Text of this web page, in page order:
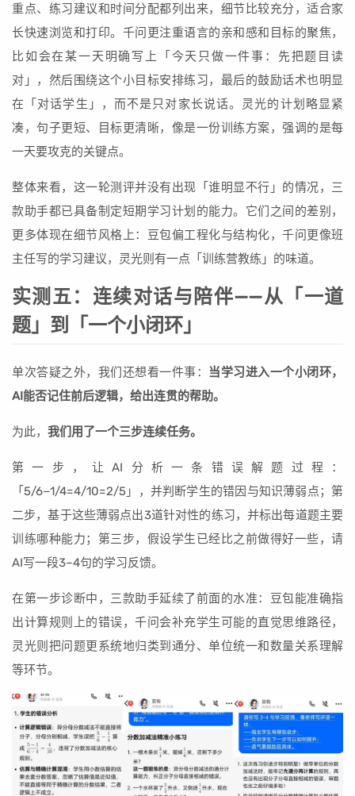
重点、练习建议和时间分配都列出来，细节比较充分，适合家
长快速浏览和打印。千问更注重语言的亲和感和目标的聚焦，
比如会在某一天明确写上「今天只做一件事：先把题目读
对」，然后围绕这个小目标安排练习，最后的鼓励话术也明显
在「对话学生」，而不是只对家长说话。灵光的计划略显紧
凑，句子更短、目标更清晰，像是一份训练方案，强调的是每
一天要攻克的关键点。
整体来看，这一轮测评并没有出现「谁明显不行」的情况，三
款助手都已具备制定短期学习计划的能力。它们之间的差别，
更多体现在细节风格上：豆包偏工程化与结构化，千问更像班
主任写的学习建议，灵光则有一点「训练营教练」的味道。
实测五：连续对话与陪伴——从「一道
题」到「一个小闭环」
单次答疑之外，我们还想看一件事：
当学习进入一个小闭环，
AI能否记住前后逻辑，给出连贯的帮助。
为此， 我们用了一个三步连续任务。
第一步，让AI分析一条错误解题过程：
「5/6−1/4=4/10=2/5」，并判断学生的错因与知识薄弱点；第
二步，基于这些薄弱点出3道针对性的练习，并标出每道题主要
训练哪种能力；第三步，假设学生已经比之前做得好一些，请
AI写一段3–4句的学习反馈。
在第一步诊断中，三款助手延续了前面的水准：豆包能准确指
出计算规则上的错误，千问会补充学生可能的直觉思维路径，
灵光则把问题更系统地归类到通分、单位统一和数量关系理解
等环节。